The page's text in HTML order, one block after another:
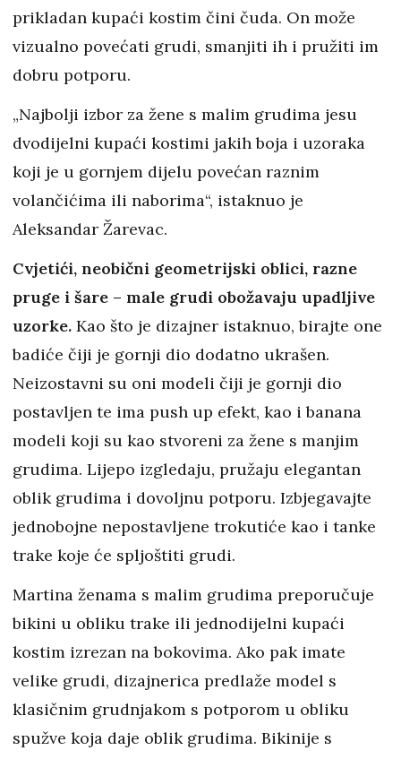
prikladan kupaći kostim čini čuda. On može
vizualno povećati grudi, smanjiti ih i pružiti im
dobru potporu.
„Najbolji izbor za žene s malim grudima jesu
dvodijelni kupaći kostimi jakih boja i uzoraka
koji je u gornjem dijelu povećan raznim
volančićima ili naborima“, istaknuo je
Aleksandar Žarevac.
Cvjetići, neobični geometrijski oblici, razne
pruge i šare – male grudi obožavaju upadljive
uzorke. Kao što je dizajner istaknuo, birajte one
badiće čiji je gornji dio dodatno ukrašen.
Neizostavni su oni modeli čiji je gornji dio
postavljen te ima push up efekt, kao i banana
modeli koji su kao stvoreni za žene s manjim
grudima. Lijepo izgledaju, pružaju elegantan
oblik grudima i dovoljnu potporu. Izbjegavajte
jednobojne nepostavljene trokutiće kao i tanke
trake koje će spljoštiti grudi.
Martina ženama s malim grudima preporučuje
bikini u obliku trake ili jednodijelni kupaći
kostim izrezan na bokovima. Ako pak imate
velike grudi, dizajnerica predlaže model s
klasičnim grudnjakom s potporom u obliku
spužve koja daje oblik grudima. Bikinije s